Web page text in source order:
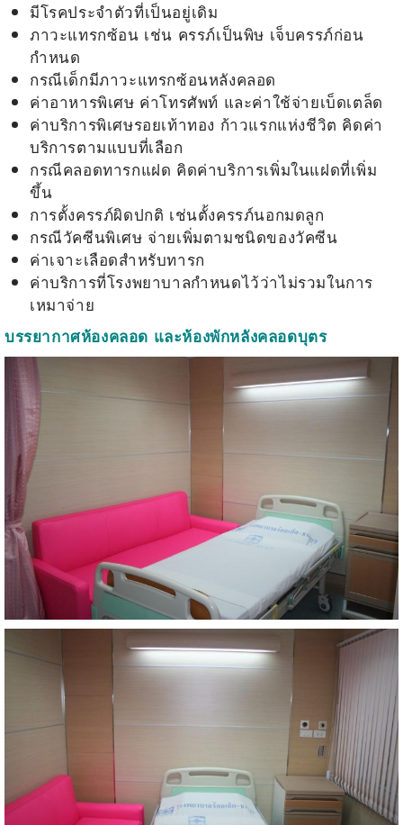
มีโรคประจำตัวที่เป็นอยู่เดิม
ภาวะแทรกซ้อน เช่น ครรภ์เป็นพิษ เจ็บครรภ์ก่อน
กำหนด
กรณีเด็กมีภาวะแทรกซ้อนหลังคลอด
ค่าอาหารพิเศษ ค่าโทรศัพท์ และค่าใช้จ่ายเบ็ดเตล็ด
ค่าบริการพิเศษรอยเท้าทอง ก้าวแรกแห่งชีวิต คิดค่า
บริการตามแบบที่เลือก
กรณีคลอดทารกแฝด คิดค่าบริการเพิ่มในแฝดที่เพิ่ม
ขึ้น
การตั้งครรภ์ผิดปกติ เช่นตั้งครรภ์นอกมดลูก
กรณีวัคซีนพิเศษ จ่ายเพิ่มตามชนิดของวัคซีน
ค่าเจาะเลือดสำหรับทารก
ค่าบริการที่โรงพยาบาลกำหนดไว้ว่าไม่รวมในการ
เหมาจ่าย
บรรยากาศห้องคลอด และห้องพักหลังคลอดบุตร